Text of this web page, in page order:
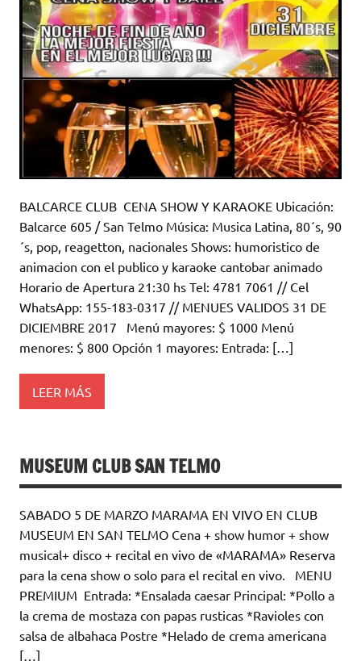
BALCARCE CLUB CENA SHOW Y KARAOKE Ubicación:
Balcarce 605 / San Telmo Música: Musica Latina, 80´s, 90
´s, pop, reagetton, nacionales Shows: humoristico de
animacion con el publico y karaoke cantobar animado
Horario de Apertura 21:30 hs Tel: 4781 7061 // Cel
WhatsApp: 155-183-0317 // MENUES VALIDOS 31 DE
DICIEMBRE 2017 Menú mayores: $ 1000 Menú
menores: $ 800 Opción 1 mayores: Entrada: […]
LEER MÁS
MUSEUM CLUB SAN TELMO
SABADO 5 DE MARZO MARAMA EN VIVO EN CLUB
MUSEUM EN SAN TELMO Cena + show humor + show
musical+ disco + recital en vivo de «MARAMA» Reserva
para la cena show o solo para el recital en vivo. MENU
PREMIUM Entrada: *Ensalada caesar Principal: *Pollo a
la crema de mostaza con papas rusticas *Ravioles con
salsa de albahaca Postre *Helado de crema americana
[…]